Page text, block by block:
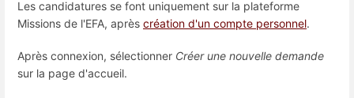
Les candidatures se font uniquement sur la plateforme
Missions de l'EFA, après création d'un compte personnel.
Après connexion, sélectionner Créer une nouvelle demande
sur la page d'accueil.